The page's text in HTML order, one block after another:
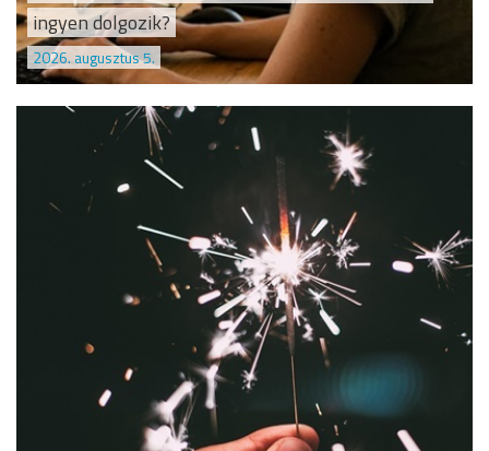
ingyen dolgozik?
2026. augusztus 5.